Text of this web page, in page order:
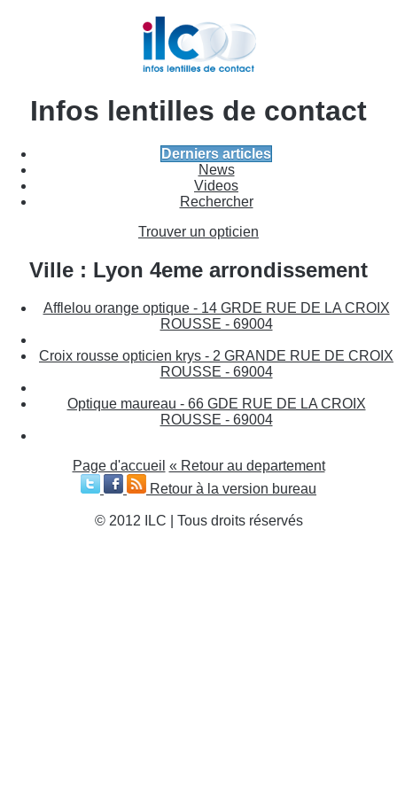
Infos lentilles de contact
Derniers articles
News
Videos
Rechercher
Trouver un opticien
Ville : Lyon 4eme arrondissement
Afflelou orange optique - 14 GRDE RUE DE LA CROIX
ROUSSE - 69004
Croix rousse opticien krys - 2 GRANDE RUE DE CROIX
ROUSSE - 69004
Optique maureau - 66 GDE RUE DE LA CROIX
ROUSSE - 69004
Page d'accueil « Retour au departement
Retour à la version bureau
© 2012 ILC | Tous droits réservés